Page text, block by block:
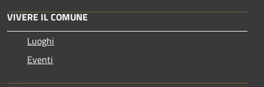
VIVERE IL COMUNE
Luoghi
Eventi